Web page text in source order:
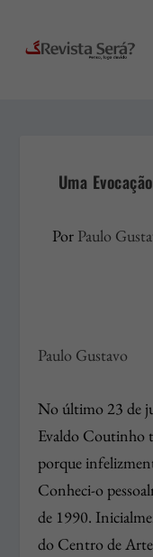
Uma
Por Paulo
Paulo Gustavo
No último 23 de
Evaldo Coutinho
porque
Conheci-o
de 1990.
do Centro de